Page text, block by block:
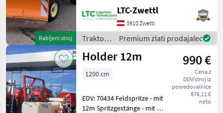
Rabljeni stroj
brezstopenjski menjalnik;
ime menjalnika: Hydro;
največja hitrost (km/h): 30;
serijs
LTC-Zwettl
3910 Zwettl
Traktor /
Holder
Premium zlati prodajalec
Holder 12m 990 €
Cena z
DDV/stroj iz
posredovalnice
876,11 €
neto
1200 cm
EDV: 70434 Feldspritze - mit
12m Spritzgestänge - mit 3-